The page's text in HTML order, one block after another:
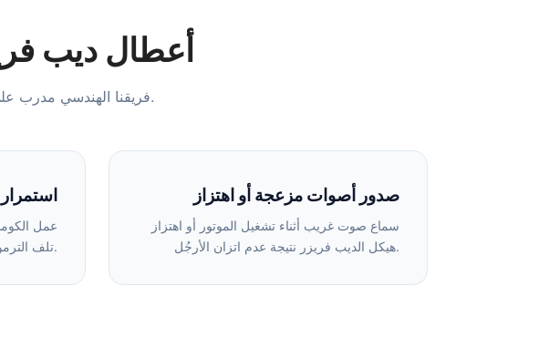
أعطال ديب
فريقنا الهندسي مدرب على التعامل السريع مع كافة مشاكل التبريد والتجميد.
عمل
تلف الترموستات أو ضعف كفاءة مبادل الحرارة.
صدور أصوات مزعجة أو اهتزاز
سماع صوت غريب أثناء تشغيل الموتور أو اهتزاز
هيكل الديب فريزر نتيجة عدم اتزان الأرجُل.